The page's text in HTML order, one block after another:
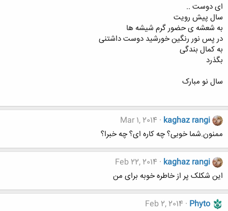
ای دوست ..
سال پیش رویت
به شعشه ی حضور گرم شیشه ها
در پس نور رنگین خورشید دوست داشتنی
به کمال بندگی
بگذرد
سال نو مبارک
kaghaz rangi
Mar 1, 2014
ممنون.شما خوبی؟ چه کاره ای؟ چه خبرا؟
kaghaz rangi
Feb 22, 2014
این شکلک پر از خاطره خوبه برای من
Phyto
Feb 2, 2014